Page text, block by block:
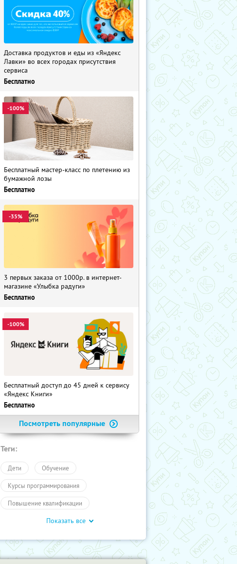
Доставка продуктов и еды из «Яндекс
Лавки» во всех городах присутствия
сервиса
Бесплатно
-100%
Бесплатный мастер-класс по плетению из
бумажной лозы
Бесплатно
-35%
3 первых заказа от 1000р. в интернет-
магазине «Улыбка радуги»
Бесплатно
-100%
Бесплатный доступ до 45 дней к сервису
«Яндекс Книги»
Бесплатно
Посмотреть популярные
Теги:
Дети Обучение
Курсы программирования
Повышение квалификации
Онлайн-курсы ПолучиКупон
Обучение Дети Обучение
Показать все